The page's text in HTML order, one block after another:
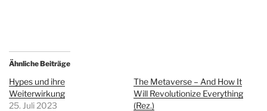
Ähnliche Beiträge
Hypes und ihre
Weiterwirkung
25. Juli 2023
The Metaverse – And How It
Will Revolutionize Everything
(Rez.)